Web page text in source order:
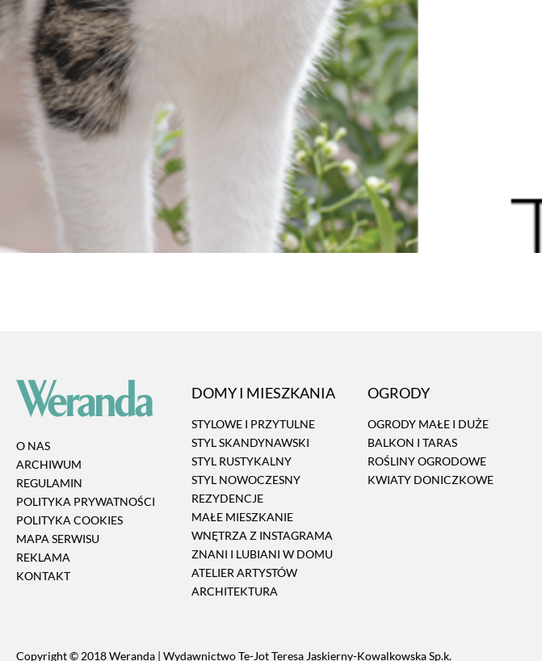
O NAS
ARCHIWUM
REGULAMIN
POLITYKA PRYWATNOŚCI
POLITYKA COOKIES
MAPA SERWISU
REKLAMA
KONTAKT
DOMY I MIESZKANIA
STYLOWE I PRZYTULNE
STYL SKANDYNAWSKI
STYL RUSTYKALNY
STYL NOWOCZESNY
REZYDENCJE
MAŁE MIESZKANIE
WNĘTRZA Z INSTAGRAMA
ZNANI I LUBIANI W DOMU
ATELIER ARTYSTÓW
ARCHITEKTURA
OGRODY
OGRODY MAŁE I DUŻE
BALKON I TARAS
ROŚLINY OGRODOWE
KWIATY DONICZKOWE
Copyright © 2018 Weranda | Wydawnictwo Te-Jot Teresa Jaskierny-Kowalkowska Sp.k.